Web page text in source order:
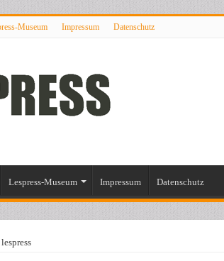
Museum Impressum Datenschutz
Lespress-Museum Impressum Datenschutz
lespress